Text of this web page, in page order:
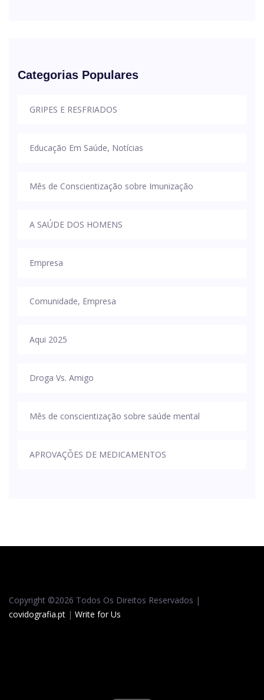
Categorias Populares
GRIPES E RESFRIADOS
Educação Em Saúde, Notícias
Mês de Conscientização sobre Imunização
A SAÚDE DOS HOMENS
Empresa
Comunidade, Empresa
Aqui 2025
Droga Vs. Amigo
Mês de conscientização sobre saúde mental
APROVAÇÕES DE MEDICAMENTOS
Copyright ©2026 Todos Os Direitos Reservados |
covidografia.pt | Write for Us